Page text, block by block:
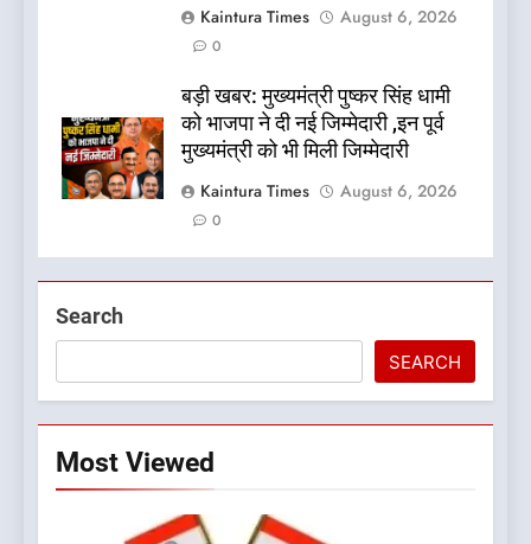
Kaintura Times
August 6, 2026
0
बड़ी खबर: मुख्यमंत्री पुष्कर सिंह धामी
को भाजपा ने दी नई जिम्मेदारी ,इन पूर्व
मुख्यमंत्री को भी मिली जिम्मेदारी
Kaintura Times
August 6, 2026
0
Search
SEARCH
Most Viewed